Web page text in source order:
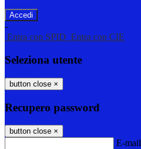
-
Entra con SPID Entra con CIE
Seleziona utente
button close ×
Recupero password
button close ×
E-mail